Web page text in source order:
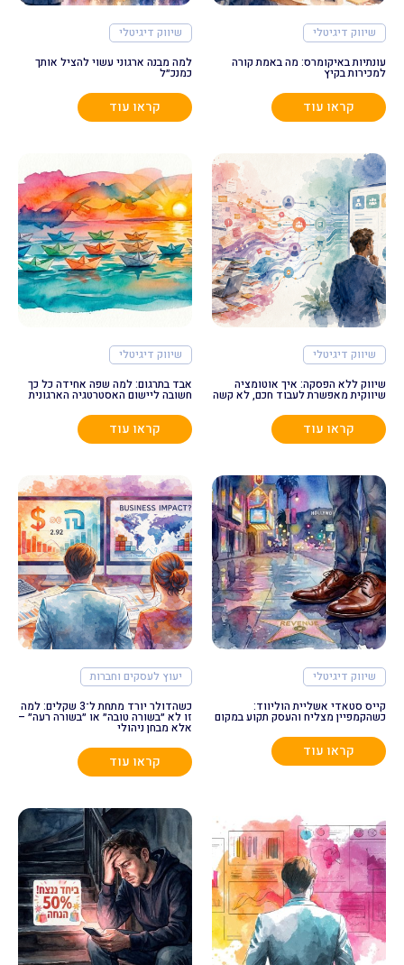
שיווק דיגיטלי
עונתיות באיקומרס: מה באמת קורה
למכירות בקיץ
קראו עוד
שיווק דיגיטלי
למה מבנה ארגוני עשוי להציל אותך
כמנכ״ל
קראו עוד
שיווק דיגיטלי
שיווק ללא הפסקה: איך אוטומציה
שיווקית מאפשרת לעבוד חכם, לא קשה
קראו עוד
שיווק דיגיטלי
אבד בתרגום: למה שפה אחידה כל כך
חשובה ליישום האסטרטגיה הארגונית
קראו עוד
שיווק דיגיטלי
קייס סטאדי אשליית הוליווד:
כשהקמפיין מצליח והעסק תקוע במקום
קראו עוד
יעוץ לעסקים וחברות
כשהדולר יורד מתחת ל־3 שקלים: למה
זו לא ״בשורה טובה״ או ״בשורה רעה״ –
אלא מבחן ניהולי
קראו עוד